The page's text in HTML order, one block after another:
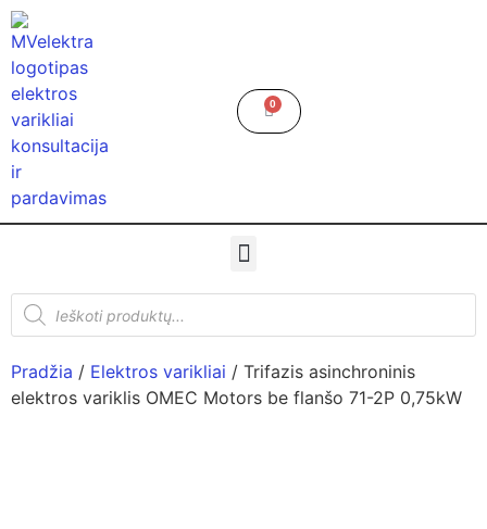
0
Pradžia / Elektros varikliai / Trifazis asinchroninis
elektros variklis OMEC Motors be flanšo 71-2P 0,75kW